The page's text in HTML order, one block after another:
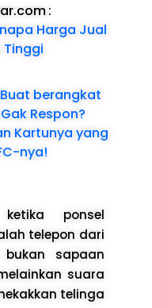
:
Harga Jual
Tinggi
berangkat
Respon?
Kartunya yang
nya!
ponsel
telepon dari
sapaan
suara
telinga